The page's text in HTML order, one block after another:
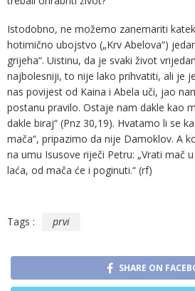
Istodobno, ne možemo zanemariti
hotimično ubojstvo („Krv Abelova“)
grijeha“. Uistinu, da je svaki život
najbolesniji, to nije lako prihvatiti, ali je
nas povijest od Kaina i Abela uči, jao
postanu pravilo. Ostaje nam dakle kao
dakle biraj“ (Pnz 30,19). Hvatamo li se
mača“, pripazimo da nije Damoklov. A
na umu Isusove riječi Petru: „Vrati mač
laća, od mača će i poginuti.“ (rf)
Tags : prvi
SHARE ON